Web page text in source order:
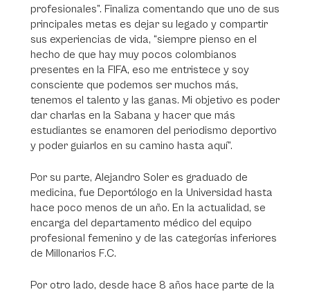
profesionales”. Finaliza comentando que uno de sus
principales metas es dejar su legado y compartir
sus experiencias de vida, “siempre pienso en el
hecho de que hay muy pocos colombianos
presentes en la FIFA, eso me entristece y soy
consciente que podemos ser muchos más,
tenemos el talento y las ganas. Mi objetivo es poder
dar charlas en la Sabana y hacer que más
estudiantes se enamoren del periodismo deportivo
y poder guiarlos en su camino hasta aquí”.
Por su parte, Alejandro Soler es graduado de
medicina, fue Deportólogo en la Universidad hasta
hace poco menos de un año. En la actualidad, se
encarga del departamento médico del equipo
profesional femenino y de las categorías inferiores
de Millonarios F.C.
Por otro lado, desde hace 8 años hace parte de la